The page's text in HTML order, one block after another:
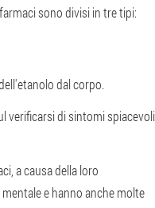
sono divisi in tre tipi:
dal corpo.
verificarsi di sintomi spiacevoli
a causa della loro
e hanno anche molte